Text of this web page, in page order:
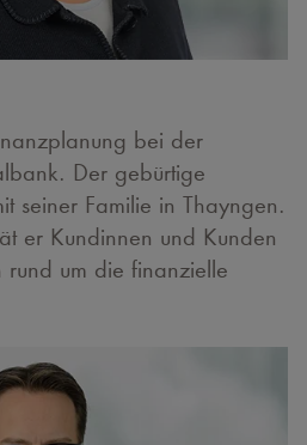
bei der
Der gebürtige
seiner Familie in Thayngen.
er Kundinnen und Kunden
rund um die finanzielle